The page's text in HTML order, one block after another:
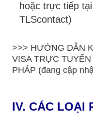
hoặc trực tiếp
TLScontact)
>>> HƯỚNG DẪN
VISA TRỰC
PHÁP (đang cập
IV. CÁC LOẠI